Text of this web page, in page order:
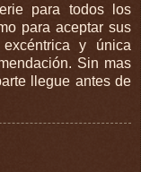
para todos los
para aceptar sus
y única
Sin mas
llegue antes de